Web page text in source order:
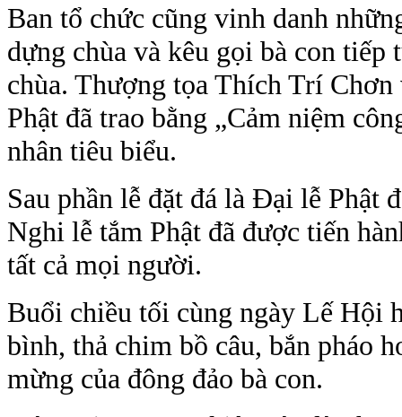
Ban tổ chức cũng vinh danh
dựng chùa và kêu gọi bà con tiếp
chùa. Thượng tọa Thích Trí
Phật đã trao bằng „Cảm niệm
nhân tiêu biểu.
Sau phần lễ đặt đá là Đại lễ Phật
Nghi lễ tắm Phật đã được tiến
tất cả mọi người.
Buổi chiều tối cùng ngày Lế Hội
bình, thả chim bồ câu, bắn pháo
mừng của đông đảo bà con.